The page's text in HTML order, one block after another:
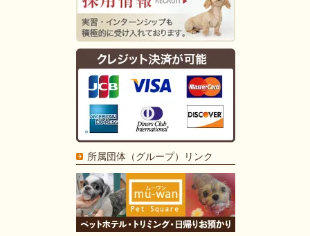
所属団体（グループ）リンク